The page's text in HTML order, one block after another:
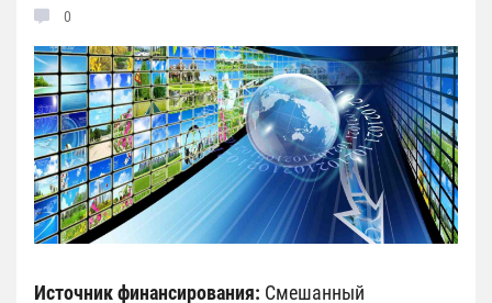
0
Источник финансирования: Смешанный